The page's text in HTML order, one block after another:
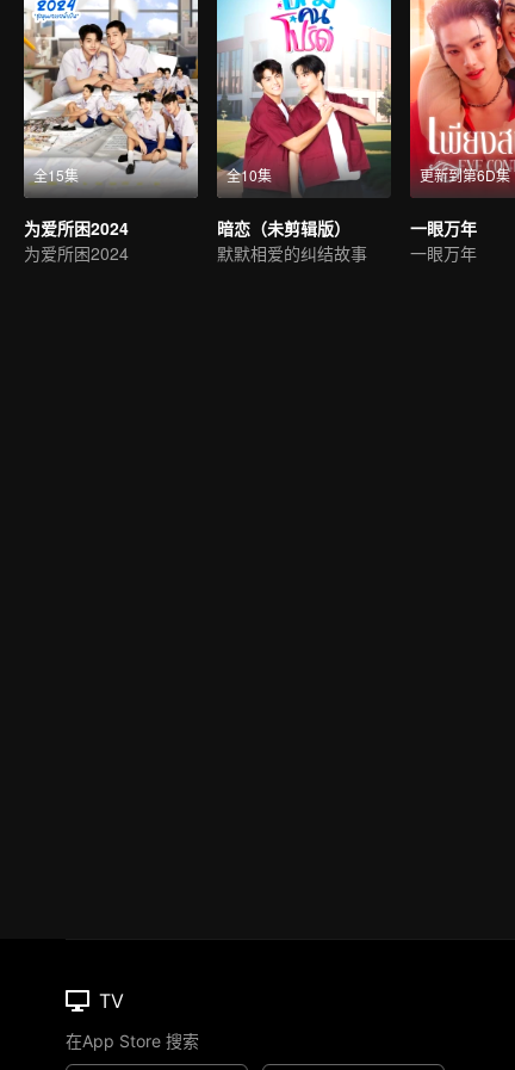
全15集
为爱所困2024
为爱所困2024
全10集
暗恋（未剪辑版）
默默相爱的纠结故事
更新到第6D集
一眼万年
一眼万年
TV
在App Store 搜索